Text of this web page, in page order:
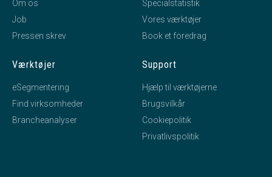
Om os
Job
Pressen skrev
Specialstatistik
Vores værktøjer
Book et foredrag
Værktøjer
eSegmentering
Find virksomheder
Brancheanalyser
Support
Hjælp til værktøjerne
Brugsvilkår
Cookiepolitik
Privatlivspolitik